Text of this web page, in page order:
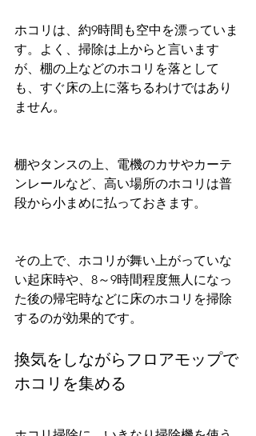
ホコリは、約9時間も空中を漂っていま
す。よく、掃除は上からと言います
が、棚の上などのホコリを落として
も、すぐ床の上に落ちるわけではあり
ません。
棚やタンスの上、電機のカサやカーテ
ンレールなど、高い場所のホコリは普
段から小まめに払っておきます。
その上で、ホコリが舞い上がっていな
い起床時や、8～9時間程度無人になっ
た後の帰宅時などに床のホコリを掃除
するのが効果的です。
換気をしながらフロアモップで
ホコリを集める